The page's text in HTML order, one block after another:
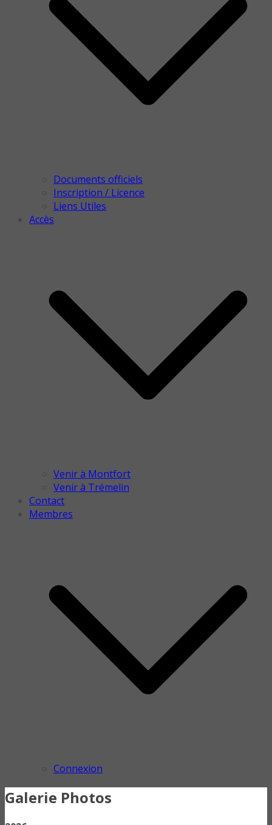
Documents officiels
Inscription / Licence
Liens Utiles
Accès
Venir à Montfort
Venir à Trémelin
Contact
Membres
Connexion
Galerie Photos